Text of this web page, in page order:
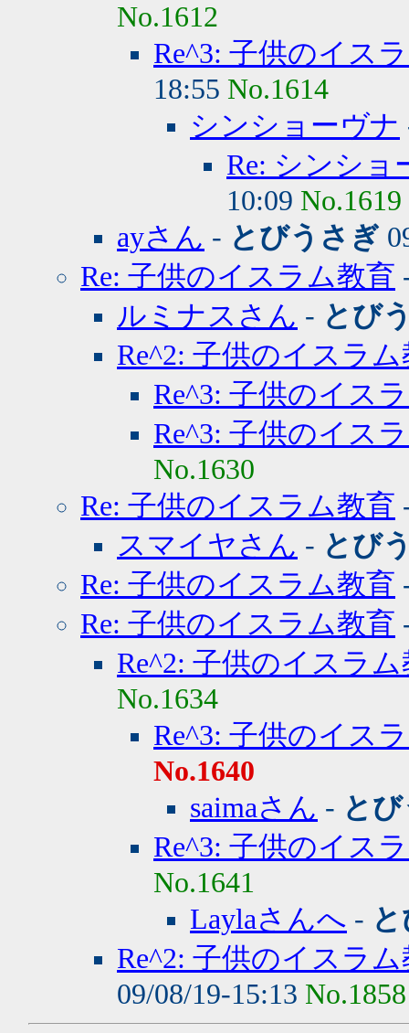
No.1612
Re^3: 子供のイス
18:55 No.1614
シンショーヴナ
Re: シンショ
10:09 No.1619
ayさん - とびうさぎ
Re: 子供のイスラム教育
ルミナスさん - とび
Re^2: 子供のイスラ
Re^3: 子供のイス
Re^3: 子供のイス
No.1630
Re: 子供のイスラム教育
スマイヤさん - とび
Re: 子供のイスラム教育
Re: 子供のイスラム教育
Re^2: 子供のイスラ
No.1634
Re^3: 子供のイス
No.1640
saimaさん - と
Re^3: 子供のイス
No.1641
Laylaさんへ -
Re^2: 子供のイスラ
09/08/19-15:13 No.1858